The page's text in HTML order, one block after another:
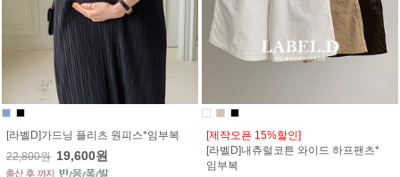
[라벨D]가드닝 플리츠 원피스*임부복
22,800원 19,600원
[제작오픈 15%할인]
[라벨D]내츄럴코튼 와이드 하프팬츠*
임부복